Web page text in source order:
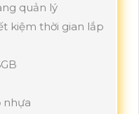
quản lý
kiệm thời gian lắp
nhựa